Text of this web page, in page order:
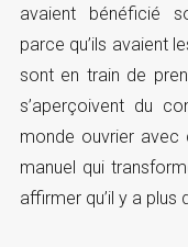
avaient bénéficié
parce qu’ils avaient
sont en train de
s’aperçoivent du
monde ouvrier avec
manuel qui
affirmer qu’il y a plus